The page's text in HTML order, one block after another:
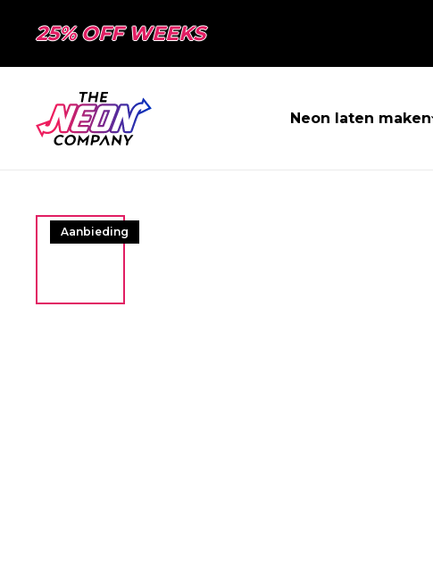
25% OFF WEEKS
Neon laten maken
Aanbieding